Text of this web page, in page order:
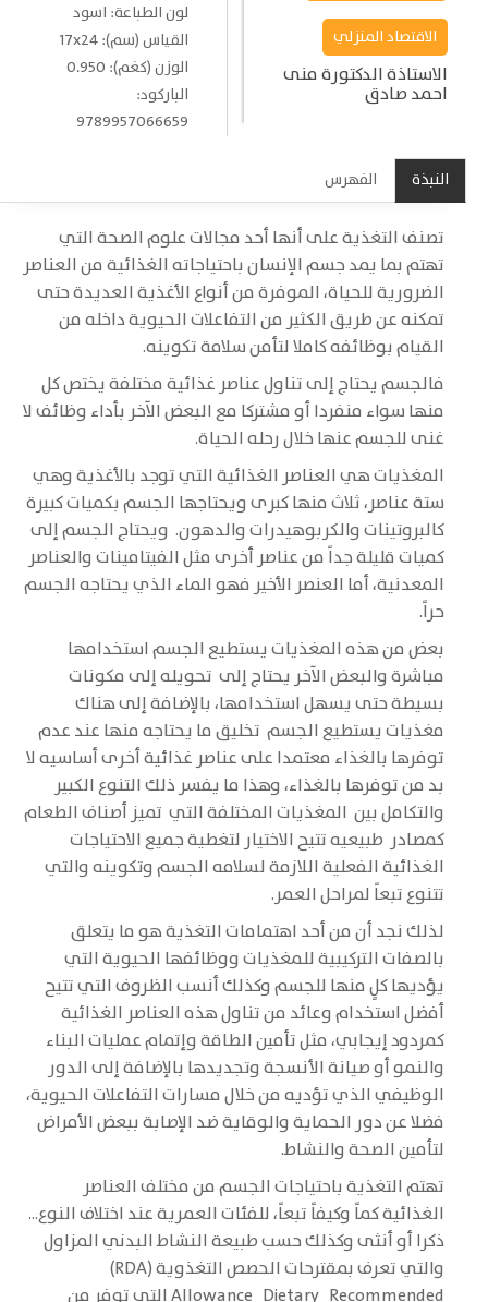
الاقتصاد المنزلي
الاستاذة الدكتورة منى
احمد صادق
لون الطباعة: اسود
القياس (سم): 17x24
الوزن (كغم): 0.950
الباركود:
9789957066659
النبذة الفهرس
تصنف التغذية على أنها أحد مجالات علوم الصحة التي
تهتم بما يمد جسم الإنسان باحتياجاته الغذائية من العناصر
الضرورية للحياة، الموفرة من أنواع الأغذية العديدة حتى
تمكنه عن طريق الكثير من التفاعلات الحيوية داخله من
القيام بوظائفه كاملا لتأمن سلامة تكوينه.
فالجسم يحتاج إلى تناول عناصر غذائية مختلفة يختص كل
منها سواء منفردا أو مشتركا مع البعض الآخر بأداء وظائف لا
غنى للجسم عنها خلال رحله الحياة.
المغذيات هي العناصر الغذائية التي توجد بالأغذية وهي
ستة عناصر، ثلاث منها كبرى ويحتاجها الجسم بكميات كبيرة
كالبروتينات والكربوهيدرات والدهون. ويحتاج الجسم إلى
كميات قليلة جداً من عناصر أخرى مثل الفيتامينات والعناصر
المعدنية، أما العنصر الأخير فهو الماء الذي يحتاجه الجسم
حراً.
بعض من هذه المغذيات يستطيع الجسم استخدامها
مباشرة والبعض الآخر يحتاج إلى تحويله إلى مكونات
بسيطة حتى يسهل استخدامها، بالإضافة إلى هناك
مغذيات يستطيع الجسم تخليق ما يحتاجه منها عند عدم
توفرها بالغذاء معتمدا على عناصر غذائية أخرى أساسيه لا
بد من توفرها بالغذاء، وهذا ما يفسر ذلك التنوع الكبير
والتكامل بين المغذيات المختلفة التي تميز أصناف الطعام
كمصادر طبيعيه تتيح الاختيار لتغطية جميع الاحتياجات
الغذائية الفعلية اللازمة لسلامه الجسم وتكوينه والتي
تتنوع تبعاً لمراحل العمر.
لذلك نجد أن من أحد اهتمامات التغذية هو ما يتعلق
بالصفات التركيبية للمغذيات ووظائفها الحيوية التي
يؤديها كلٍ منها للجسم وكذلك أنسب الظروف التي تتيح
أفضل استخدام وعائد من تناول هذه العناصر الغذائية
كمردود إيجابي، مثل تأمين الطاقة وإتمام عمليات البناء
والنمو أو صيانة الأنسجة وتجديدها بالإضافة إلى الدور
الوظيفي الذي تؤديه من خلال مسارات التفاعلات الحيوية،
فضلا عن دور الحماية والوقاية ضد الإصابة ببعض الأمراض
لتأمين الصحة والنشاط.
تهتم التغذية باحتياجات الجسم من مختلف العناصر
الغذائية كماً وكيفاً تبعاً، للفئات العمرية عند اختلاف النوع...
ذكرا أو أنثى وكذلك حسب طبيعة النشاط البدني المزاول
والتي تعرف بمقترحات الحصص التغذوية (RDA)
Allowance Dietary Recommended التي توفر من